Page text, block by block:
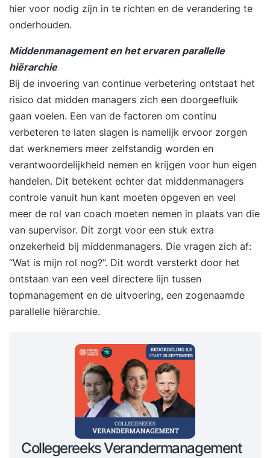
hier voor nodig zijn in te richten en de verandering te
onderhouden.
Middenmanagement en het ervaren parallelle
hiërarchie
Bij de invoering van continue verbetering ontstaat het
risico dat midden managers zich een doorgeefluik
gaan voelen. Een van de factoren om continu
verbeteren te laten slagen is namelijk ervoor zorgen
dat werknemers meer zelfstandig worden en
verantwoordelijkheid nemen en krijgen voor hun eigen
handelen. Dit betekent echter dat middenmanagers
controle vanuit hun kant moeten opgeven en veel
meer de rol van coach moeten nemen in plaats van die
van supervisor. Dit zorgt voor een stuk extra
onzekerheid bij middenmanagers. Die vragen zich af:
“Wat is mijn rol nog?”. Dit wordt versterkt door het
ontstaan van een veel directere lijn tussen
topmanagement en de uitvoering, een zogenaamde
parallelle hiërarchie.
Collegereeks Verandermanagement